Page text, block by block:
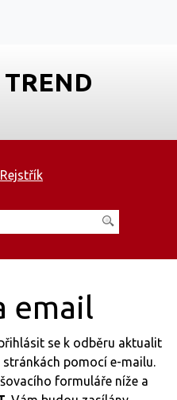
Rejstřík
email
se k odběru aktualit
pomocí e-mailu.
formuláře níže a